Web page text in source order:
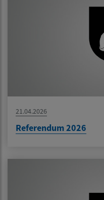
21.04.2026
Referendum 2026